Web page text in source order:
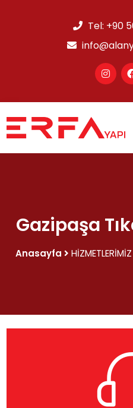
Tel: +90
Gazipaşa
Anasayfa HİZMETLERİMİZ